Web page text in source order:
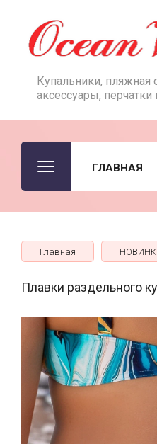
Купальники, пляжная
аксессуары,
ГЛАВНАЯ
Главная
Плавки раздельного